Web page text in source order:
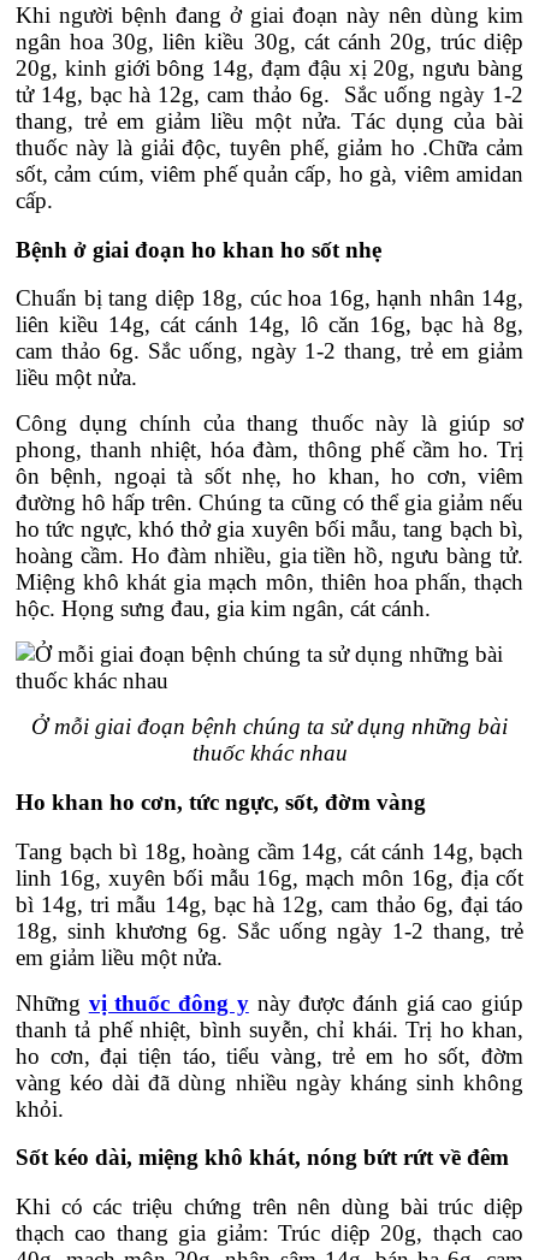
Khi người bệnh đang ở giai đoạn này nên dùng kim
ngân hoa 30g, liên kiều 30g, cát cánh 20g, trúc diệp
20g, kinh giới bông 14g, đạm đậu xị 20g, ngưu bàng
tử 14g, bạc hà 12g, cam thảo 6g. Sắc uống ngày 1-2
thang, trẻ em giảm liều một nửa. Tác dụng của bài
thuốc này là giải độc, tuyên phế, giảm ho .Chữa cảm
sốt, cảm cúm, viêm phế quản cấp, ho gà, viêm amidan
cấp.
Bệnh ở giai đoạn ho khan ho sốt nhẹ
Chuẩn bị tang diệp 18g, cúc hoa 16g, hạnh nhân 14g,
liên kiều 14g, cát cánh 14g, lô căn 16g, bạc hà 8g,
cam thảo 6g. Sắc uống, ngày 1-2 thang, trẻ em giảm
liều một nửa.
Công dụng chính của thang thuốc này là giúp sơ
phong, thanh nhiệt, hóa đàm, thông phế cầm ho. Trị
ôn bệnh, ngoại tà sốt nhẹ, ho khan, ho cơn, viêm
đường hô hấp trên. Chúng ta cũng có thể gia giảm nếu
ho tức ngực, khó thở gia xuyên bối mẫu, tang bạch bì,
hoàng cầm. Ho đàm nhiều, gia tiền hồ, ngưu bàng tử.
Miệng khô khát gia mạch môn, thiên hoa phấn, thạch
hộc. Họng sưng đau, gia kim ngân, cát cánh.
Ở mỗi giai đoạn bệnh chúng ta sử dụng những bài
thuốc khác nhau
Ho khan ho cơn, tức ngực, sốt, đờm vàng
Tang bạch bì 18g, hoàng cầm 14g, cát cánh 14g, bạch
linh 16g, xuyên bối mẫu 16g, mạch môn 16g, địa cốt
bì 14g, tri mẫu 14g, bạc hà 12g, cam thảo 6g, đại táo
18g, sinh khương 6g. Sắc uống ngày 1-2 thang, trẻ
em giảm liều một nửa.
Những vị thuốc đông ynày được đánh giá cao giúp
thanh tả phế nhiệt, bình suyễn, chỉ khái. Trị ho khan,
ho cơn, đại tiện táo, tiểu vàng, trẻ em ho sốt, đờm
vàng kéo dài đã dùng nhiều ngày kháng sinh không
khỏi.
Sốt kéo dài, miệng khô khát, nóng bứt rứt về đêm
Khi có các triệu chứng trên nên dùng bài trúc diệp
thạch cao thang gia giảm: Trúc diệp 20g, thạch cao